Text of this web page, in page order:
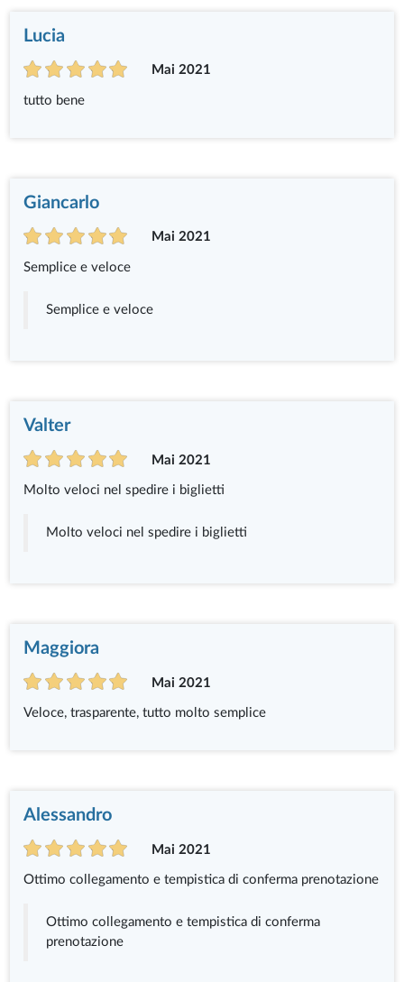
Lucia
Mai 2021
tutto bene
Giancarlo
Mai 2021
Semplice e veloce
Semplice e veloce
Valter
Mai 2021
Molto veloci nel spedire i biglietti
Molto veloci nel spedire i biglietti
Maggiora
Mai 2021
Veloce, trasparente, tutto molto semplice
Alessandro
Mai 2021
Ottimo collegamento e tempistica di conferma prenotazione
Ottimo collegamento e tempistica di conferma
prenotazione